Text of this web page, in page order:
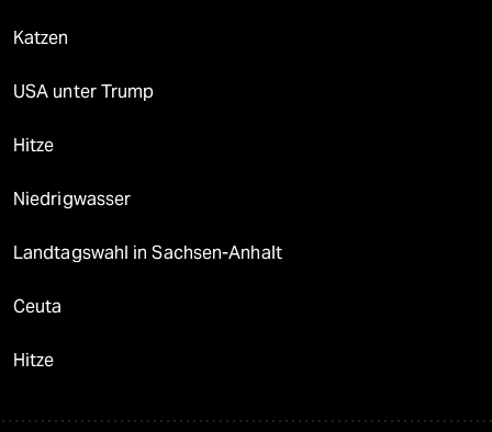
Katzen
USA unter Trump
Hitze
Niedrigwasser
Landtagswahl in Sachsen-Anhalt
Ceuta
Hitze